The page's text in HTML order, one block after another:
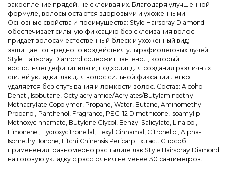
закрепление прядей, не склеивая их. Благодаря улучшенной
формуле, волосы остаются здоровыми и ухоженными.
Основные свойства и преимущества: Style Hairspray Diamond
обеспечивает сильную фиксацию без склеивания волос;
придает волосам естественный блеск и ухоженный вид;
защищает от вредного воздействия ультрафиолетовых лучей;
Style Hairspray Diamond содержит пантенол, который
восполняет дефицит влаги; подходит для создания различных
стилей укладки; лак для волос сильной фиксации легко
удаляется без спутывания и ломкости волос. Состав: Alcohol
Denat., Isobutane, Octylacrylamide/Acrylates/Butylaminoethyl
Methacrylate Copolymer, Propane, Water, Butane, Aminomethyl
Propanol, Panthenol, Fragrance, PEG-12 Dimethicone, Isoamyl p-
Methoxycinnamate, Butylene Glycol, Benzyl Salicylate, Linalool,
Limonene, Hydroxycitronellal, Hexyl Cinnamal, Citronellol, Alpha-
Isomethyl Ionone, Litchi Chinensis Pericarp Extract. Способ
применения: равномерно распылите лак Style Hairspray Diamond
на готовую укладку с расстояния не менее 30 сантиметров.